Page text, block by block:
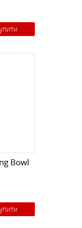
Bowl